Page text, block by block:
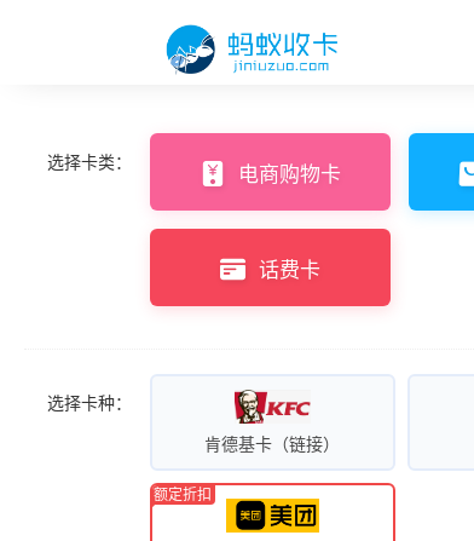
选择卡类： 电商购物卡
话费卡
选择卡种：
肯德基卡（链接）
额定折扣